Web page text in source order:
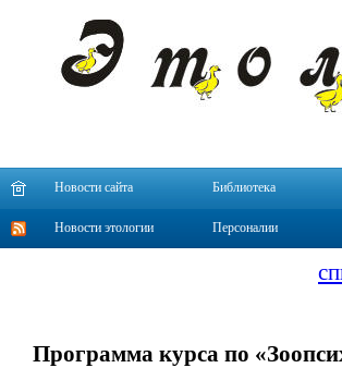
Новости сайта Библиотека
Новости этологии Персоналии
Программа курса по